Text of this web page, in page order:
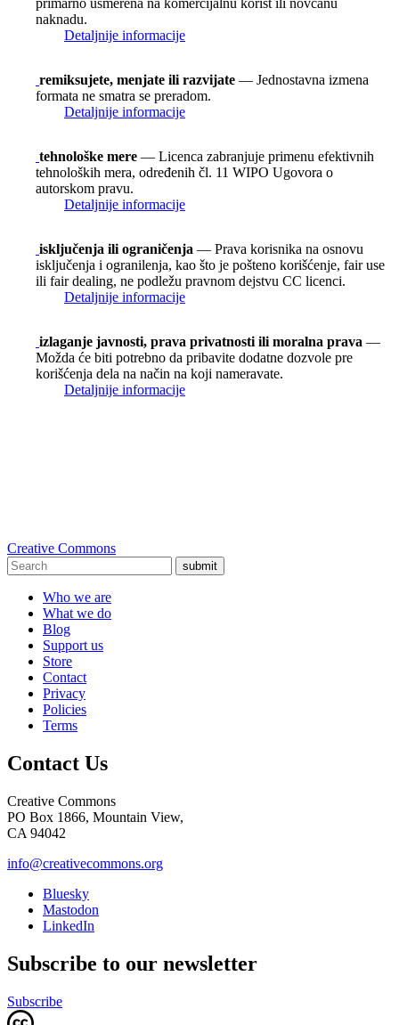
primarno usmerena na komercijalnu korist ili novčanu
naknadu.
Detaljnije informacije
remiksujete, menjate ili razvijate — Jednostavna izmena
formata ne smatra se preradom.
Detaljnije informacije
tehnološke mere — Licenca zabranjuje primenu efektivnih
tehnoloških mera, određenih čl. 11 WIPO Ugovora o
autorskom pravu.
Detaljnije informacije
isključenja ili ograničenja — Prava korisnika na osnovu
isključenja i ogranilenja, kao što je pošteno korišćenje, fair use
ili fair dealing, ne podležu pravnom dejstvu CC licenci.
Detaljnije informacije
izlaganje javnosti, prava privatnosti ili moralna prava —
Možda će biti potrebno da pribavite dodatne dozvole pre
korišćenja dela na način na koji nameravate.
Detaljnije informacije
Creative Commons
submit
Who we are
What we do
Blog
Support us
Store
Contact
Privacy
Policies
Terms
Contact Us
Creative Commons
PO Box 1866, Mountain View,
CA 94042
info@creativecommons.org
Bluesky
Mastodon
LinkedIn
Subscribe to our newsletter
Subscribe